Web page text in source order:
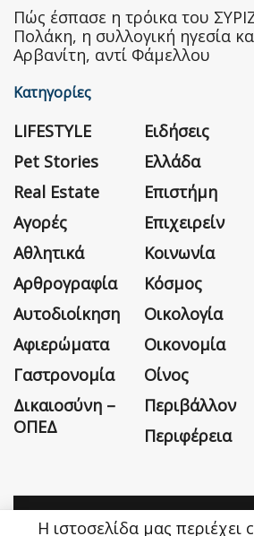
Πώς έσπασε η τρόικα του
Πολάκη, η συλλογική ηγεσία
Αρβανίτη, αντί Φάμελλου
Κατηγορίες
LIFESTYLE
Pet Stories
Real Estate
Αγορές
Αθλητικά
Αρθρογραφία
Αυτοδιοίκηση
Αφιερώματα
Γαστρονομία
Δικαιοσύνη –
ΟΠΕΔ
Ειδήσεις
Ελλάδα
Επιστήμη
Επιχειρείν
Κοινωνία
Κόσμος
Οικολογία
Οικονομία
Οίνος
Περιβάλλον
Περιφέρεια
Η ιστοσελίδα μας περιέχει